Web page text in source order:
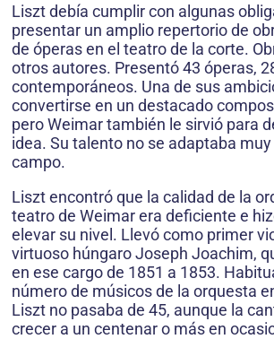
Liszt debía cumplir con algunas
presentar un amplio repertorio de
de óperas en el teatro de la corte.
otros autores. Presentó 43 óperas,
contemporáneos. Una de sus
convertirse en un destacado
pero Weimar también le sirvió para
idea. Su talento no se adaptaba
campo.
Liszt encontró que la calidad de la
teatro de Weimar era deficiente e
elevar su nivel. Llevó como primer
virtuoso húngaro Joseph Joachim,
en ese cargo de 1851 a 1853.
número de músicos de la orquesta
Liszt no pasaba de 45, aunque la
crecer a un centenar o más en